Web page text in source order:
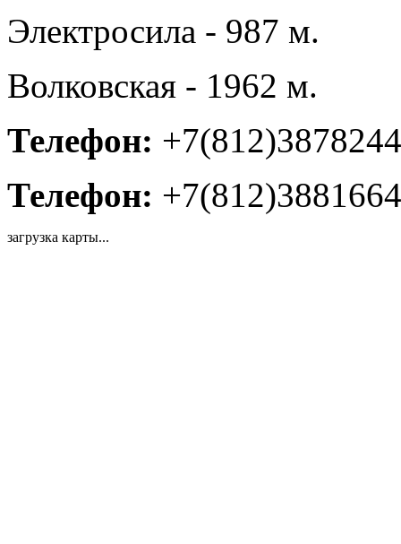
Электросила - 987 м.
Волковская - 1962 м.
Телефон: +7(812)3878244
Телефон: +7(812)3881664
загрузка карты...